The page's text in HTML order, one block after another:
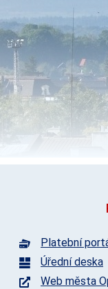
Platební
Úřední deska
Web města